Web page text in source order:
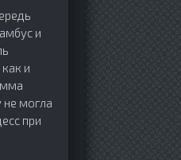
и
и
не могла
при